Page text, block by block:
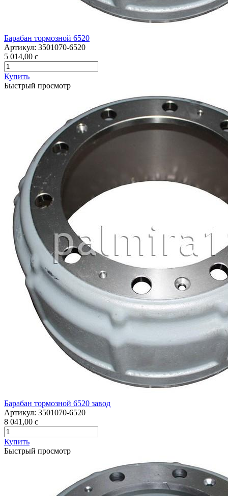
Барабан тормозной 6520
Артикул: 3501070-6520
5 014,00 c
Купить
Быстрый просмотр
Барабан тормозной 6520 завод
Артикул: 3501070-6520
8 041,00 c
Купить
Быстрый просмотр